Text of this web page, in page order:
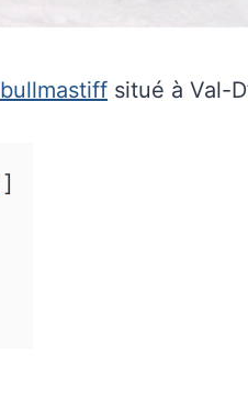
bullmastiff situé à Val-